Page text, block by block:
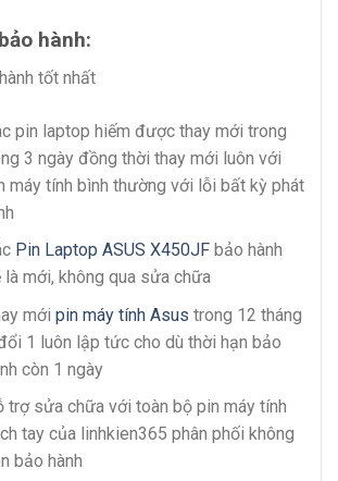
hành:
tốt nhất
pin laptop hiếm được thay mới trong
3 ngày đồng thời thay mới luôn với
máy tính bình thường với lỗi bất kỳ phát
Pin Laptop ASUS X450JFbảo hành
là mới, không qua sửa chữa
mới pin máy tính Asus trong 12 tháng
1 luôn lập tức cho dù thời hạn bảo
còn 1 ngày
trợ sửa chữa với toàn bộ pin máy tính
tay của linhkien365 phân phối không
bảo hành